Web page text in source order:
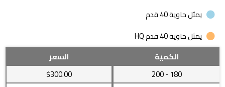
يمثل حاوية 40 قدم
يمثل حاوية 40 قدم HQ
الكمية
السعر
180
- 200
$300.00
غسالة
أوتوماتيك